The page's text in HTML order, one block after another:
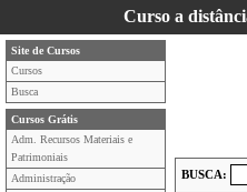
Curso a
Site de Cursos
Cursos
Busca
Cursos Grátis
Adm. Recursos Materiais e
Patrimoniais
Administração
BUSCA: